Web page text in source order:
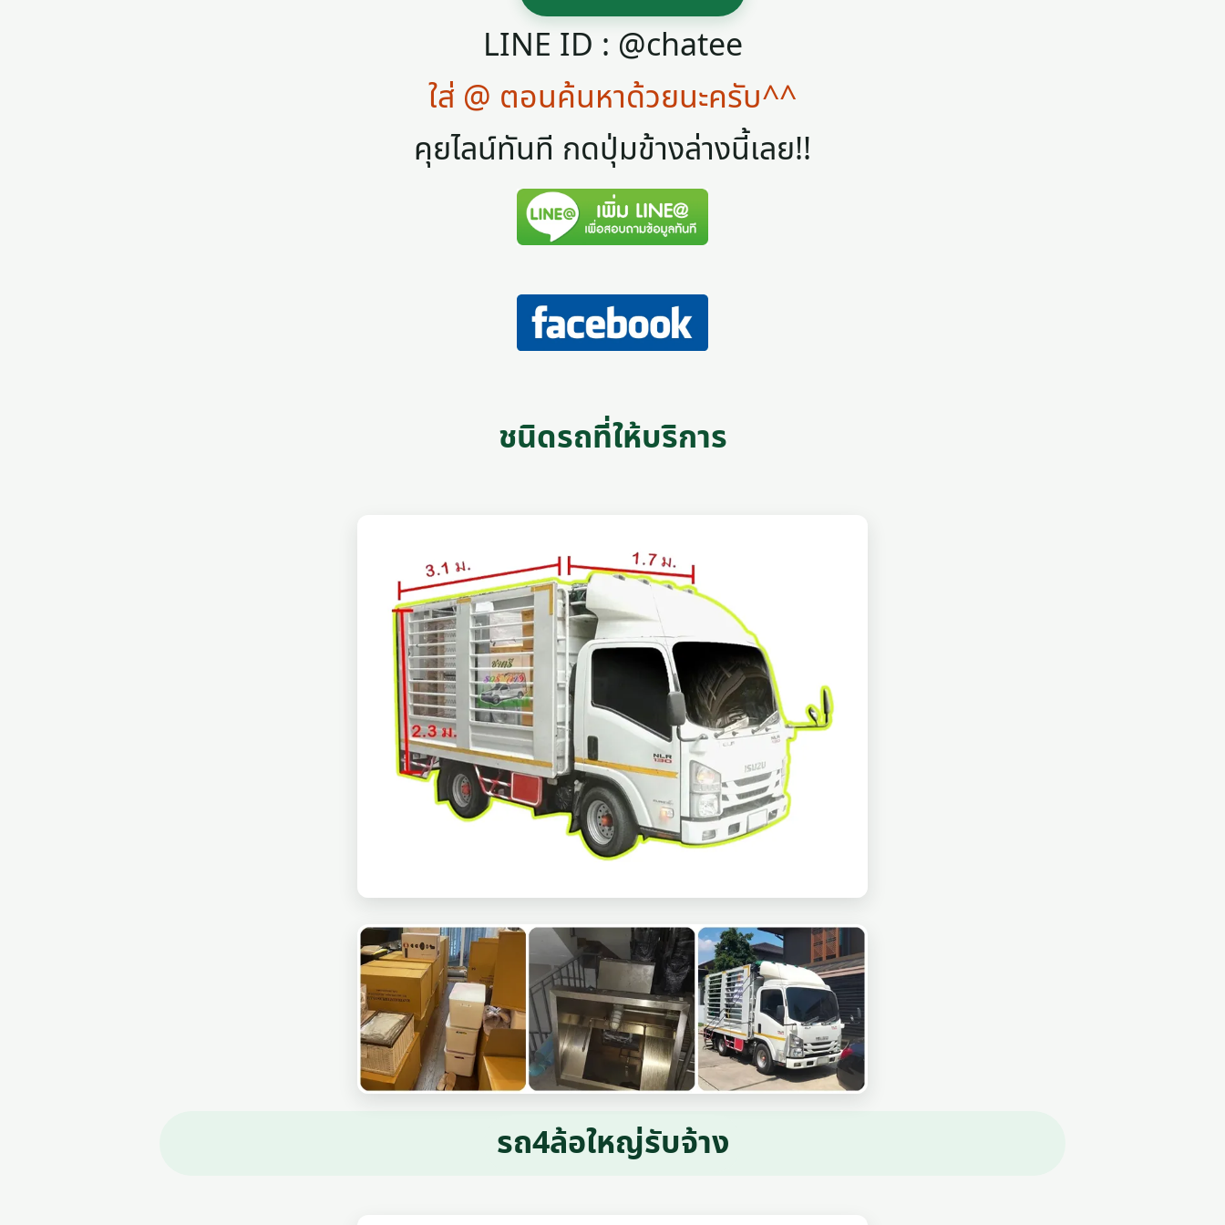
LINE ID : @chatee
ใส่ @ ตอนค้นหาด้วยนะครับ^^
คุยไลน์ทันที กดปุ่มข้างล่างนี้เลย!!
ชนิดรถที่ให้บริการ
รถ4ล้อใหญ่รับจ้าง